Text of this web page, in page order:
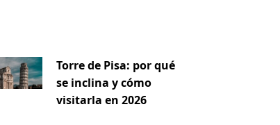
Torre de Pisa: por qué
se inclina y cómo
visitarla en 2026